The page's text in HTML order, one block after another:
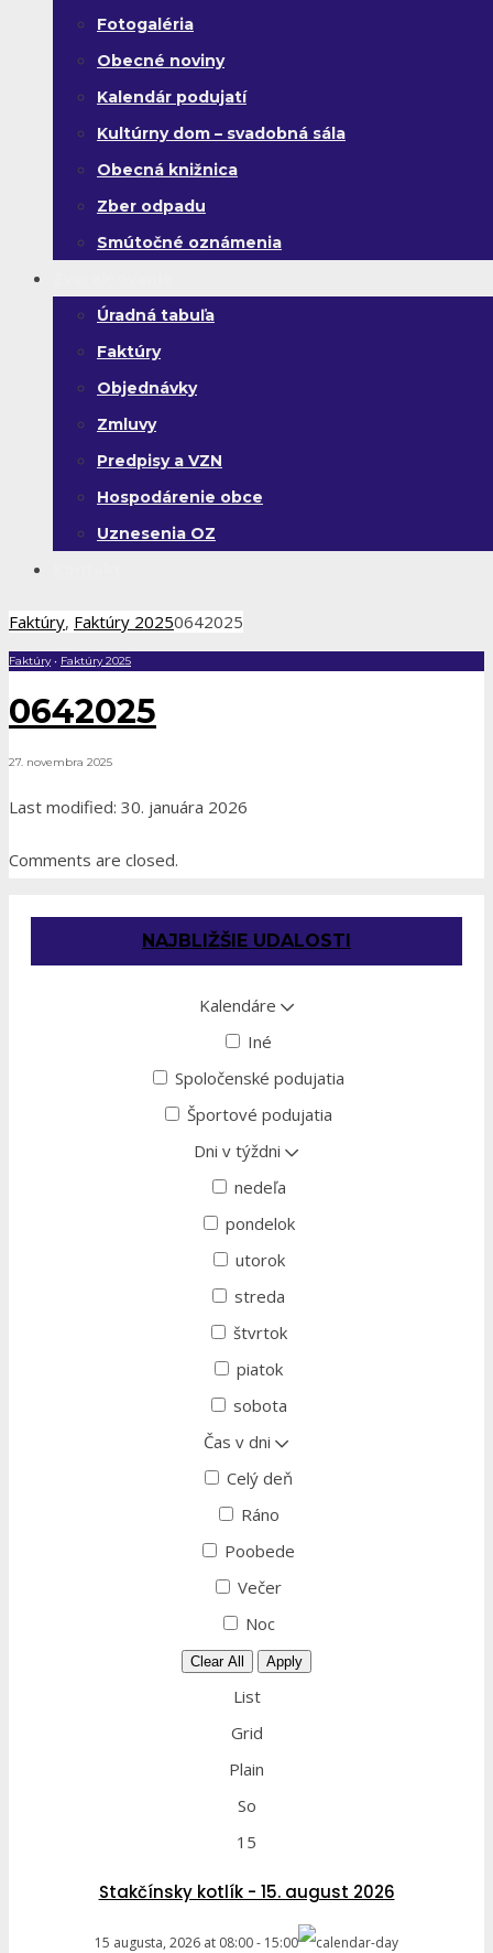
Fotogaléria
Obecné noviny
Kalendár podujatí
Kultúrny dom – svadobná sála
Obecná knižnica
Zber odpadu
Smútočné oznámenia
Úradná tabuľa
Faktúry
Objednávky
Zmluvy
Predpisy a VZN
Hospodárenie obce
Uznesenia OZ
Faktúry, Faktúry 20250642025
Faktúry• Faktúry 2025
0642025
27. novembra 2025
Last modified: 30. januára 2026
Comments are closed.
NAJBLIŽŠIE UDALOSTI
Kalendáre
Iné
Spoločenské podujatia
Športové podujatia
Dni v týždni
nedeľa
pondelok
utorok
streda
štvrtok
piatok
sobota
Čas v dni
Celý deň
Ráno
Poobede
Večer
Noc
Clear All Apply
List
Grid
Plain
So
15
Stakčínsky kotlík - 15. august 2026
15 augusta, 2026 at 08:00- 15:00